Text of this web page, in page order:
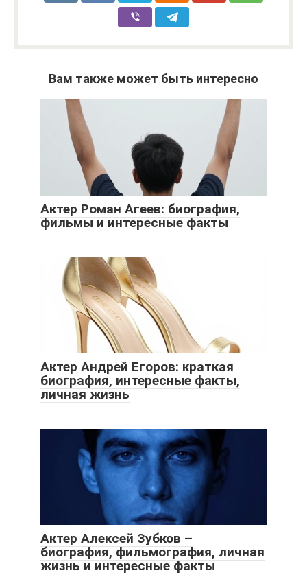
Вам также может быть интересно
Актер Роман Агеев: биография,
фильмы и интересные факты
Актер Андрей Егоров: краткая
биография, интересные факты,
личная жизнь
Актер Алексей Зубков –
биография, фильмография, личная
жизнь и интересные факты